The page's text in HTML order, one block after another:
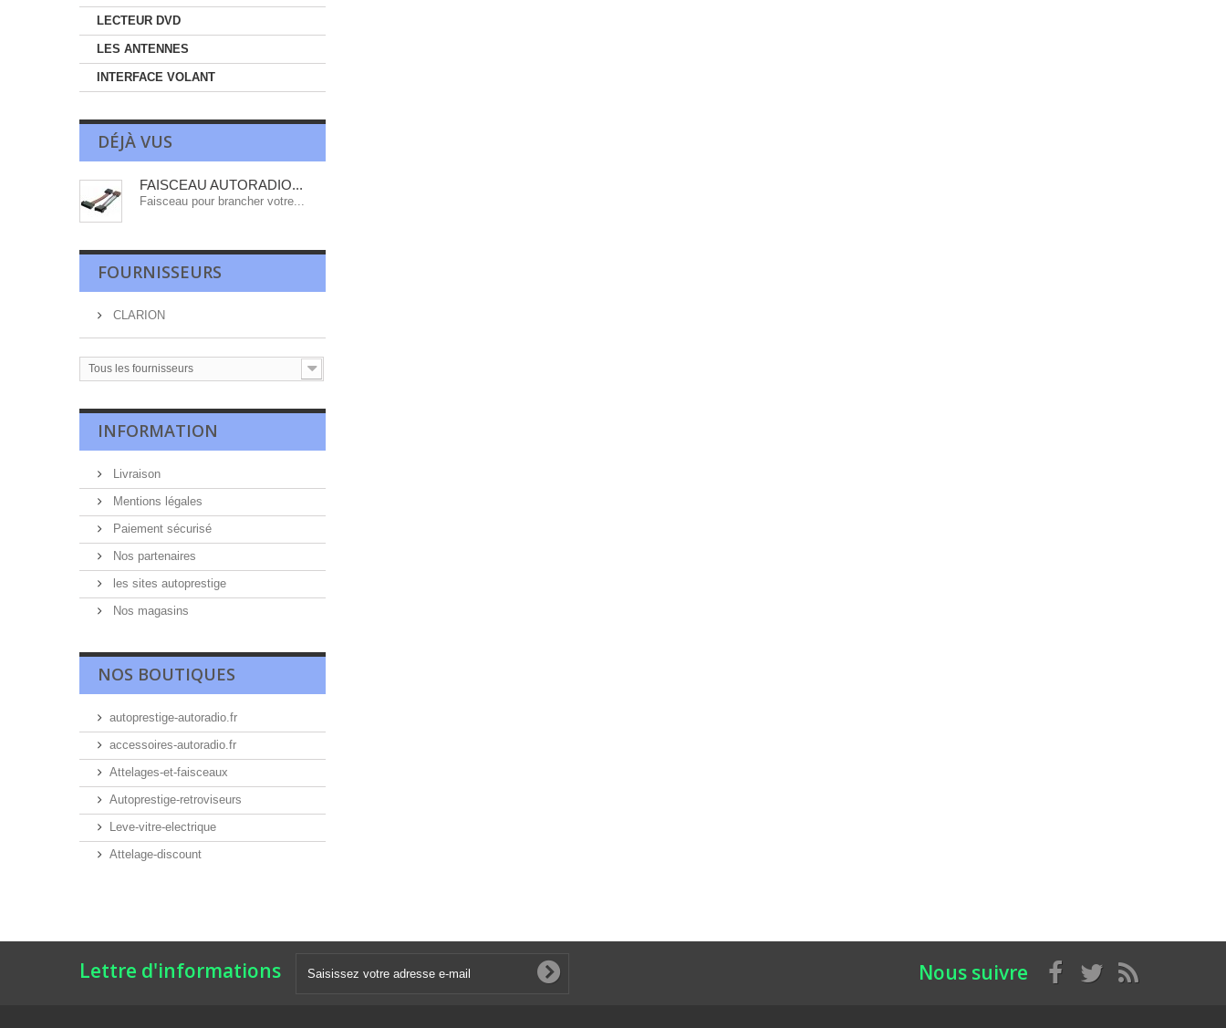
LECTEUR DVD
LES ANTENNES
INTERFACE VOLANT
DÉJÀ VUS
FAISCEAU AUTORADIO...
Faisceau pour brancher votre...
FOURNISSEURS
CLARION
Tous les fournisseurs
INFORMATION
Livraison
Mentions légales
Paiement sécurisé
Nos partenaires
les sites autoprestige
Nos magasins
NOS BOUTIQUES
autoprestige-autoradio.fr
accessoires-autoradio.fr
Attelages-et-faisceaux
Autoprestige-retroviseurs
Leve-vitre-electrique
Attelage-discount
Lettre d'informations Nous suivre